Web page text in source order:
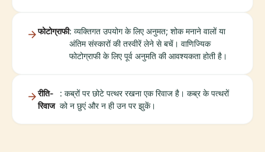
फोटोग्राफी: व्यक्तिगत उपयोग के लिए अनुमत; शोक मनाने वालों या
अंतिम संस्कारों की तस्वीरें लेने से बचें। वाणिज्यिक
फोटोग्राफी के लिए पूर्व अनुमति की आवश्यकता होती है।
रीति-
रिवाज
: कब्रों पर छोटे पत्थर रखना एक रिवाज है। कब्र के पत्थरों
को न छुएं और न ही उन पर झुकें।